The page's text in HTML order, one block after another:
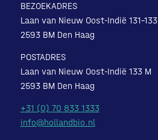
BEZOEKADRES
Laan van Nieuw Oost-Indië 131-133
2593 BM Den Haag
POSTADRES
Laan van Nieuw Oost-Indië 133 M
2593 BM Den Haag
+31 (0) 70 833 1333
info@hollandbio.nl